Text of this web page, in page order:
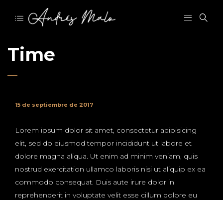
Time
15 de septiembre de 2017
Lorem ipsum dolor sit amet, consectetur adipisicing
elit, sed do eiusmod tempor incididunt ut labore et
dolore magna aliqua. Ut enim ad minim veniam, quis
nostrud exercitation ullamco laboris nisi ut aliquip ex ea
commodo consequat. Duis aute irure dolor in
reprehenderit in voluptate velit esse cillum dolore eu